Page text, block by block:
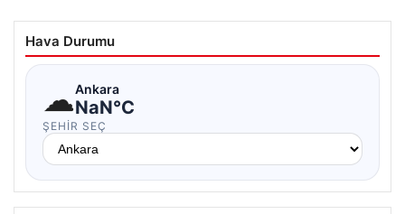
Hava Durumu
☁Ankara
NaN°C
ŞEHIR SEÇ